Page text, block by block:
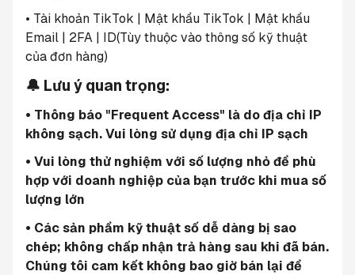
• Tài khoản TikTok | Mật khẩu TikTok | Mật khẩu
Email | 2FA | ID(Tùy thuộc vào thông số kỹ thuật
của đơn hàng)
🔔 Lưu ý quan trọng:
• Thông báo "Frequent Access" là do địa chỉ IP
không sạch. Vui lòng sử dụng địa chỉ IP sạch
• Vui lòng thử nghiệm với số lượng nhỏ để phù
hợp với doanh nghiệp của bạn trước khi mua số
lượng lớn
• Các sản phẩm kỹ thuật số dễ dàng bị sao
chép; không chấp nhận trả hàng sau khi đã bán.
Chúng tôi cam kết không bao giờ bán lại để